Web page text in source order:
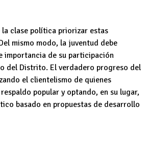
la clase política priorizar estas
mismo modo, la juventud debe
importancia de su participación
del Distrito. El verdadero progreso del
el clientelismo de quienes
popular y optando, en su lugar,
basado en propuestas de desarrollo